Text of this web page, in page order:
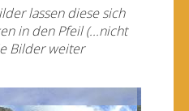
lassen diese sich
in den Pfeil (...nicht
Bilder weiter